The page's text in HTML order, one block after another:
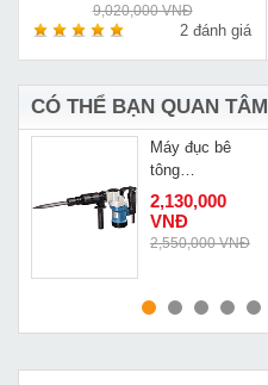
9,020,000 VNĐ
2 đánh giá
CÓ THỂ BẠN QUAN TÂM
MUA NGAY
Máy đục bê
tông
Dongcheng
Z1G-FF-6
2,130,000
VNĐ
2,550,000 VNĐ